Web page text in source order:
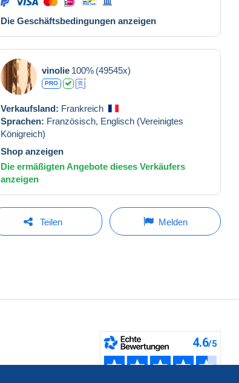
Die Geschäftsbedingungen anzeigen
vinolie 100% (49545x)
PRO
Verkaufsland: Frankreich
Sprachen: Französisch, Englisch (Vereinigtes
Königreich)
Shop anzeigen
Die ermäßigten Angebote dieses Verkäufers
anzeigen
Teilen Melden